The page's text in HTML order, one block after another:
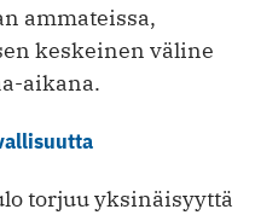
ammateissa,
keskeinen väline
aikana.
torjuu yksinäisyyttä